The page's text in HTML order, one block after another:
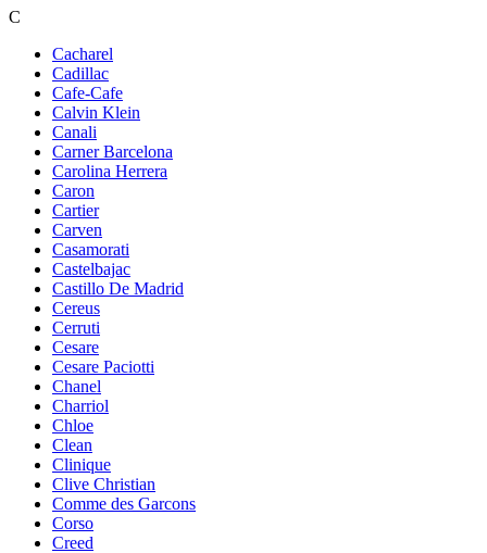
C
Cacharel
Cadillac
Cafe-Cafe
Calvin Klein
Canali
Carner Barcelona
Carolina Herrera
Caron
Cartier
Carven
Casamorati
Castelbajac
Castillo De Madrid
Cereus
Cerruti
Cesare
Cesare Paciotti
Chanel
Charriol
Chloe
Clean
Clinique
Clive Christian
Comme des Garcons
Corso
Creed